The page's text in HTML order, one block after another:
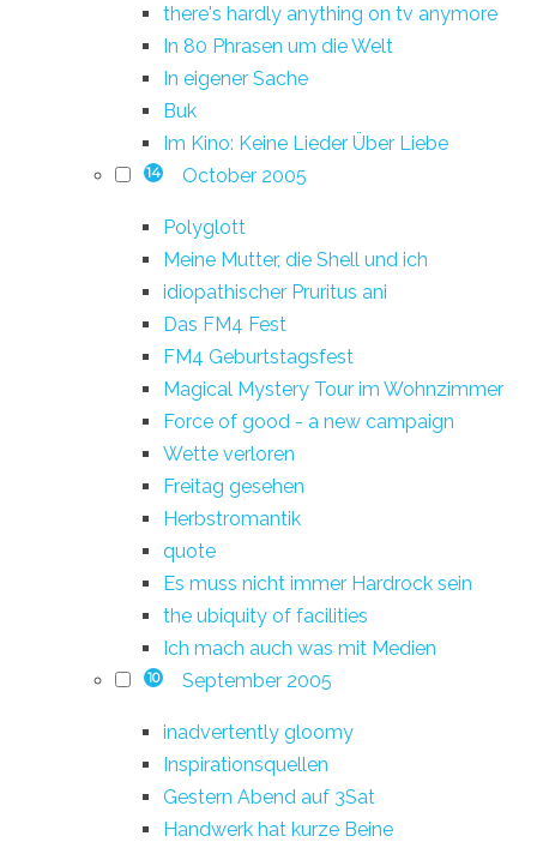
there's hardly anything on tv anymore
In 80 Phrasen um die Welt
In eigener Sache
Buk
Im Kino: Keine Lieder Über Liebe
14 October 2005
Polyglott
Meine Mutter, die Shell und ich
idiopathischer Pruritus ani
Das FM4 Fest
FM4 Geburtstagsfest
Magical Mystery Tour im Wohnzimmer
Force of good - a new campaign
Wette verloren
Freitag gesehen
Herbstromantik
quote
Es muss nicht immer Hardrock sein
the ubiquity of facilities
Ich mach auch was mit Medien
10 September 2005
inadvertently gloomy
Inspirationsquellen
Gestern Abend auf 3Sat
Handwerk hat kurze Beine